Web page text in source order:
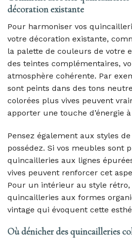
décoration existante
Pour harmoniser vos
votre décoration existante,
la palette de couleurs de votre
des teintes complémentaires,
atmosphère cohérente. Par
sont peints dans des tons
colorées plus vives peuvent
apporter une touche d’énergie
Pensez également aux styles
possédez. Si vos meubles sont
quincailleries aux lignes
vives peuvent renforcer cet
Pour un intérieur au style rétro,
quincailleries aux formes
vintage qui évoquent cette
Où dénicher des quincailleries